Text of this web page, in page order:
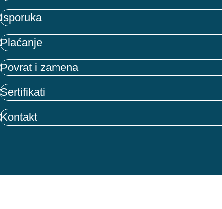
Isporuka
Plaćanje
Povrat i zamena
Sertifikati
Kontakt